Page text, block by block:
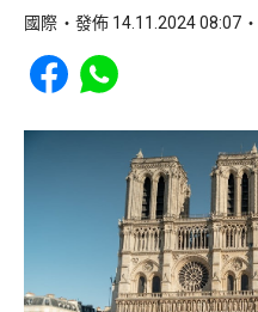
國際 發佈 14.11.2024 08:07
Share to Facebook
Share to WhatsApp